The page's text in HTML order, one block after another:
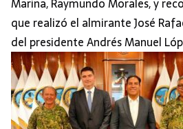
que realizó el almirante José
del presidente Andrés Manuel